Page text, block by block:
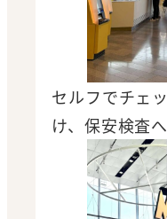
セルフでチェ
け、保安検査へ